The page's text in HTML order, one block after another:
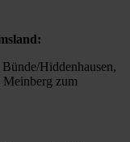
Hiddenhausen,
zum